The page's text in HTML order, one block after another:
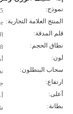
نموذج:
المنتج العلامة التجارية:
قلم المدقة:
نطاق الحجم:
لون:
سحاب البنطلون:
ارتفاع:
أعلى:
بطانة: